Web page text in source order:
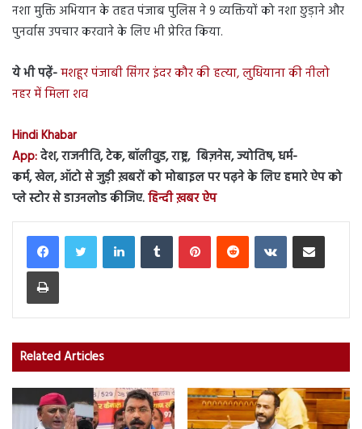
नशा मुक्ति अभियान के तहत पंजाब पुलिस ने 9 व्यक्तियों को नशा छुड़ाने और
पुनर्वास उपचार करवाने के लिए भी प्रेरित किया.
ये भी पढ़ें-मशहूर पंजाबी सिंगर इंदर कौर की हत्या, लुधियाना की नीलो
नहर में मिला शव
Hindi Khabar
App:देश, राजनीति, टेक, बॉलीवुड, राष्ट्र, बिज़नेस, ज्योतिष, धर्म-
कर्म, खेल, ऑटो से जुड़ी ख़बरों को मोबाइल पर पढ़ने के लिए हमारे ऐप को
प्ले स्टोर से डाउनलोड कीजिए.हिन्दी ख़बर ऐप
LinkedInTumblr PinterestReddit VKontakteShare via Email
Print
Related Articles